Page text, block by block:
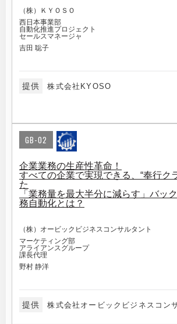
（株）ＫＹＯＳＯ
西日本事業部
自動化推進プロジェクト
セールスマネージャ
吉田 聡子
提供 株式会社KYOSO
GB-02
企業業務の生産性革命！
すべての企業で実現できる、“奉行ク
た
「業務量を最大半分に減らす」バッ
務自動化とは？
（株）オービックビジネスコンサルタント
マーケティング部
アライアンスグループ
課長代理
野村 静洋
提供 株式会社オービックビジネスコン